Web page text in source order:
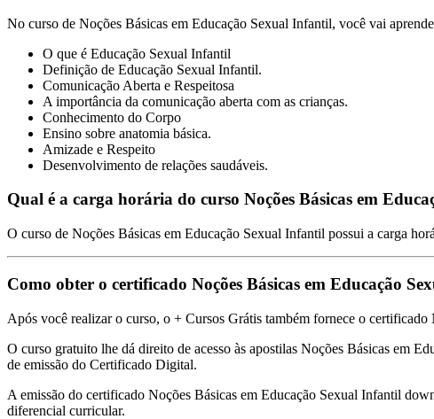
No curso de Noções Básicas em Educação Sexual Infantil, você vai
O que é Educação Sexual Infantil
Definição de Educação Sexual Infantil.
Comunicação Aberta e Respeitosa
A importância da comunicação aberta com as crianças.
Conhecimento do Corpo
Ensino sobre anatomia básica.
Amizade e Respeito
Desenvolvimento de relações saudáveis.
Qual é a carga horária do curso Noções Básicas em
O curso de Noções Básicas em Educação Sexual Infantil possui a carga
Como obter o certificado Noções Básicas em Educação
Após você realizar o curso, o + Cursos Grátis também fornece o
O curso gratuito lhe dá direito de acesso às apostilas Noções Básicas em
de emissão do Certificado Digital.
A emissão do certificado Noções Básicas em Educação Sexual Infantil
diferencial curricular.